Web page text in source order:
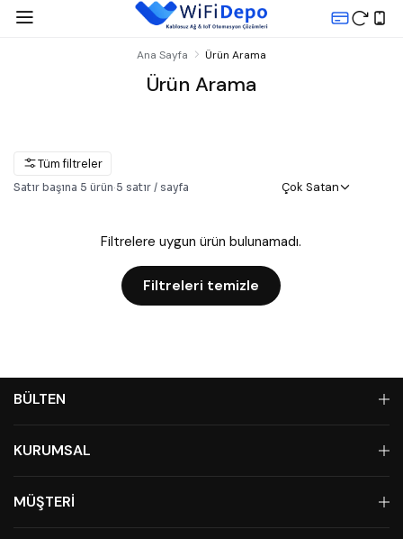
Ana Sayfa Ürün Arama
Ürün Arama
Tüm filtreler
Satır başına 5 ürün·5 satır / sayfa Çok Satan
Filtrelere uygun ürün bulunamadı.
Filtreleri temizle
BÜLTEN
KURUMSAL
MÜŞTERİ